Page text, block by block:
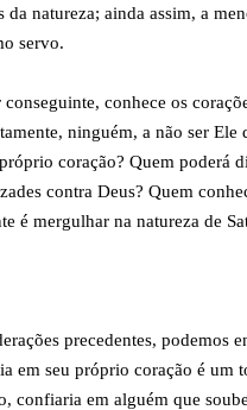
da natureza; ainda assim, a
servo.
conhece os
ninguém, a não ser Ele
coração? Quem poderá
contra Deus? Quem
é mergulhar na natureza de
precedentes, podemos
em seu próprio coração é um
confiaria em alguém que